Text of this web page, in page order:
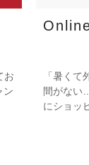
お
ン
「暑く
間がない
にショッ